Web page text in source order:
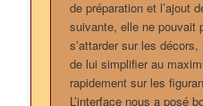
de préparation et l’ajout
suivante, elle ne pouvait
s’attarder sur les
de lui simplifier au
rapidement sur les
L’interface nous a posé